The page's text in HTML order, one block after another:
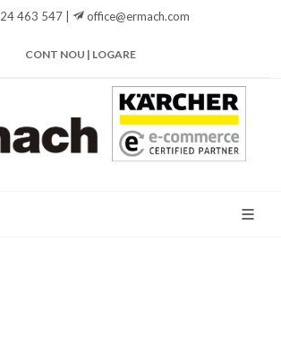
463 547 | office@ermach.com
CONT NOU | LOGARE